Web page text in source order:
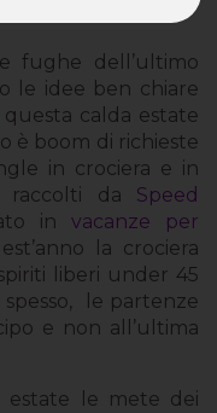
fughe dell’ultimo
le idee ben chiare
calda estate
è boom di richieste
in crociera e in
raccolti da Speed
in vacanze per
la crociera
liberi under 45
le partenze
e non all’ultima
estate le mete dei